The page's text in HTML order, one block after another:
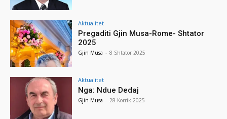
Aktualitet
Pregaditi Gjin Musa-Rome- Shtator
2025
Gjin Musa - 8 Shtator 2025
Aktualitet
Nga: Ndue Dedaj
Gjin Musa - 28 Korrik 2025